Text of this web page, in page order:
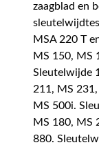
zaagblad en
MSA 220 T
MS 150, MS
Sleutelwijde
211, MS
MS 500i.
MS 180, MS
880.